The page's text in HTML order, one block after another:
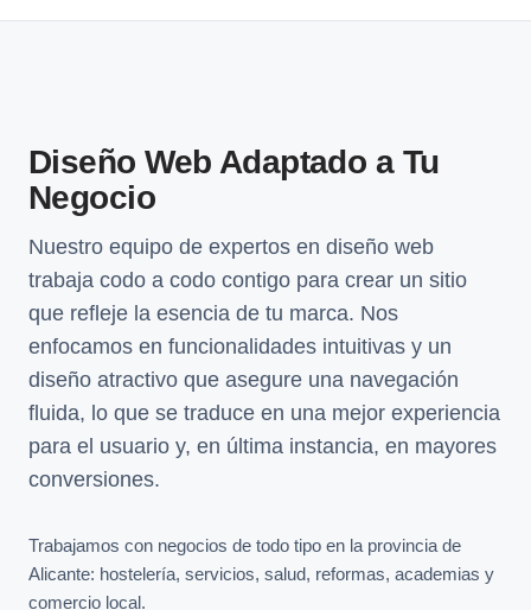
Diseño Web Adaptado a Tu
Negocio
Nuestro equipo de expertos en diseño web
trabaja codo a codo contigo para crear un sitio
que refleje la esencia de tu marca. Nos
enfocamos en funcionalidades intuitivas y un
diseño atractivo que asegure una navegación
fluida, lo que se traduce en una mejor experiencia
para el usuario y, en última instancia, en mayores
conversiones.
Trabajamos con negocios de todo tipo en la provincia de
Alicante: hostelería, servicios, salud, reformas, academias y
comercio local.